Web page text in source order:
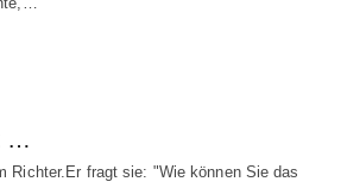
…
Richter.Er fragt sie: "Wie können Sie das